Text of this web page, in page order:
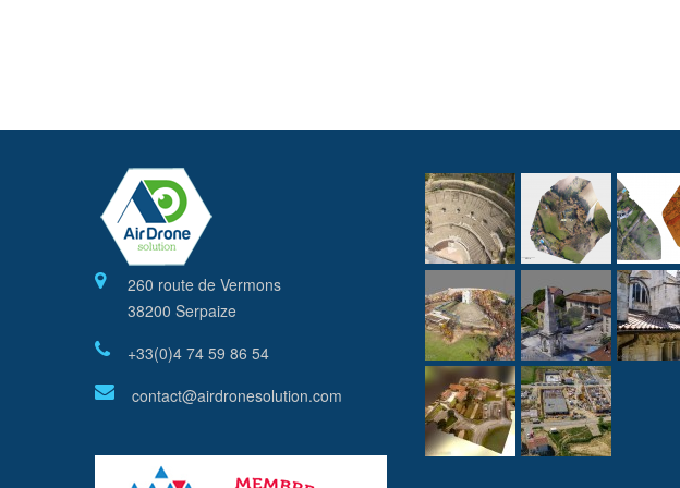
260 route de Vermons
38200 Serpaize
+33(0)4 74 59 86 54
contact@airdronesolution.com